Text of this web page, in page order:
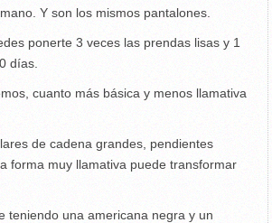
Y son los mismos pantalones.
ponerte 3 veces las prendas lisas y 1
días.
cuanto más básica y menos llamativa
de cadena grandes, pendientes
forma muy llamativa puede transformar
teniendo una americana negra y un